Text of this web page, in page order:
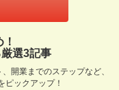
選3記事
開業までのステップなど、
ピックアップ！